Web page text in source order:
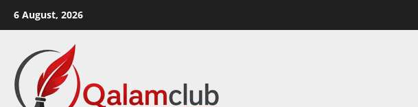
6 August, 2026